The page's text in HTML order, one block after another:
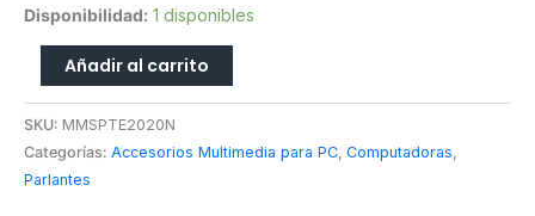
Disponibilidad: 1 disponibles
Añadir al carrito
SKU: MMSPTE2020N
Categorías: Accesorios Multimedia para PC, Computadoras,
Parlantes